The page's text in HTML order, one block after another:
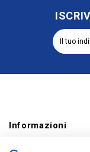
Informazioni
Account